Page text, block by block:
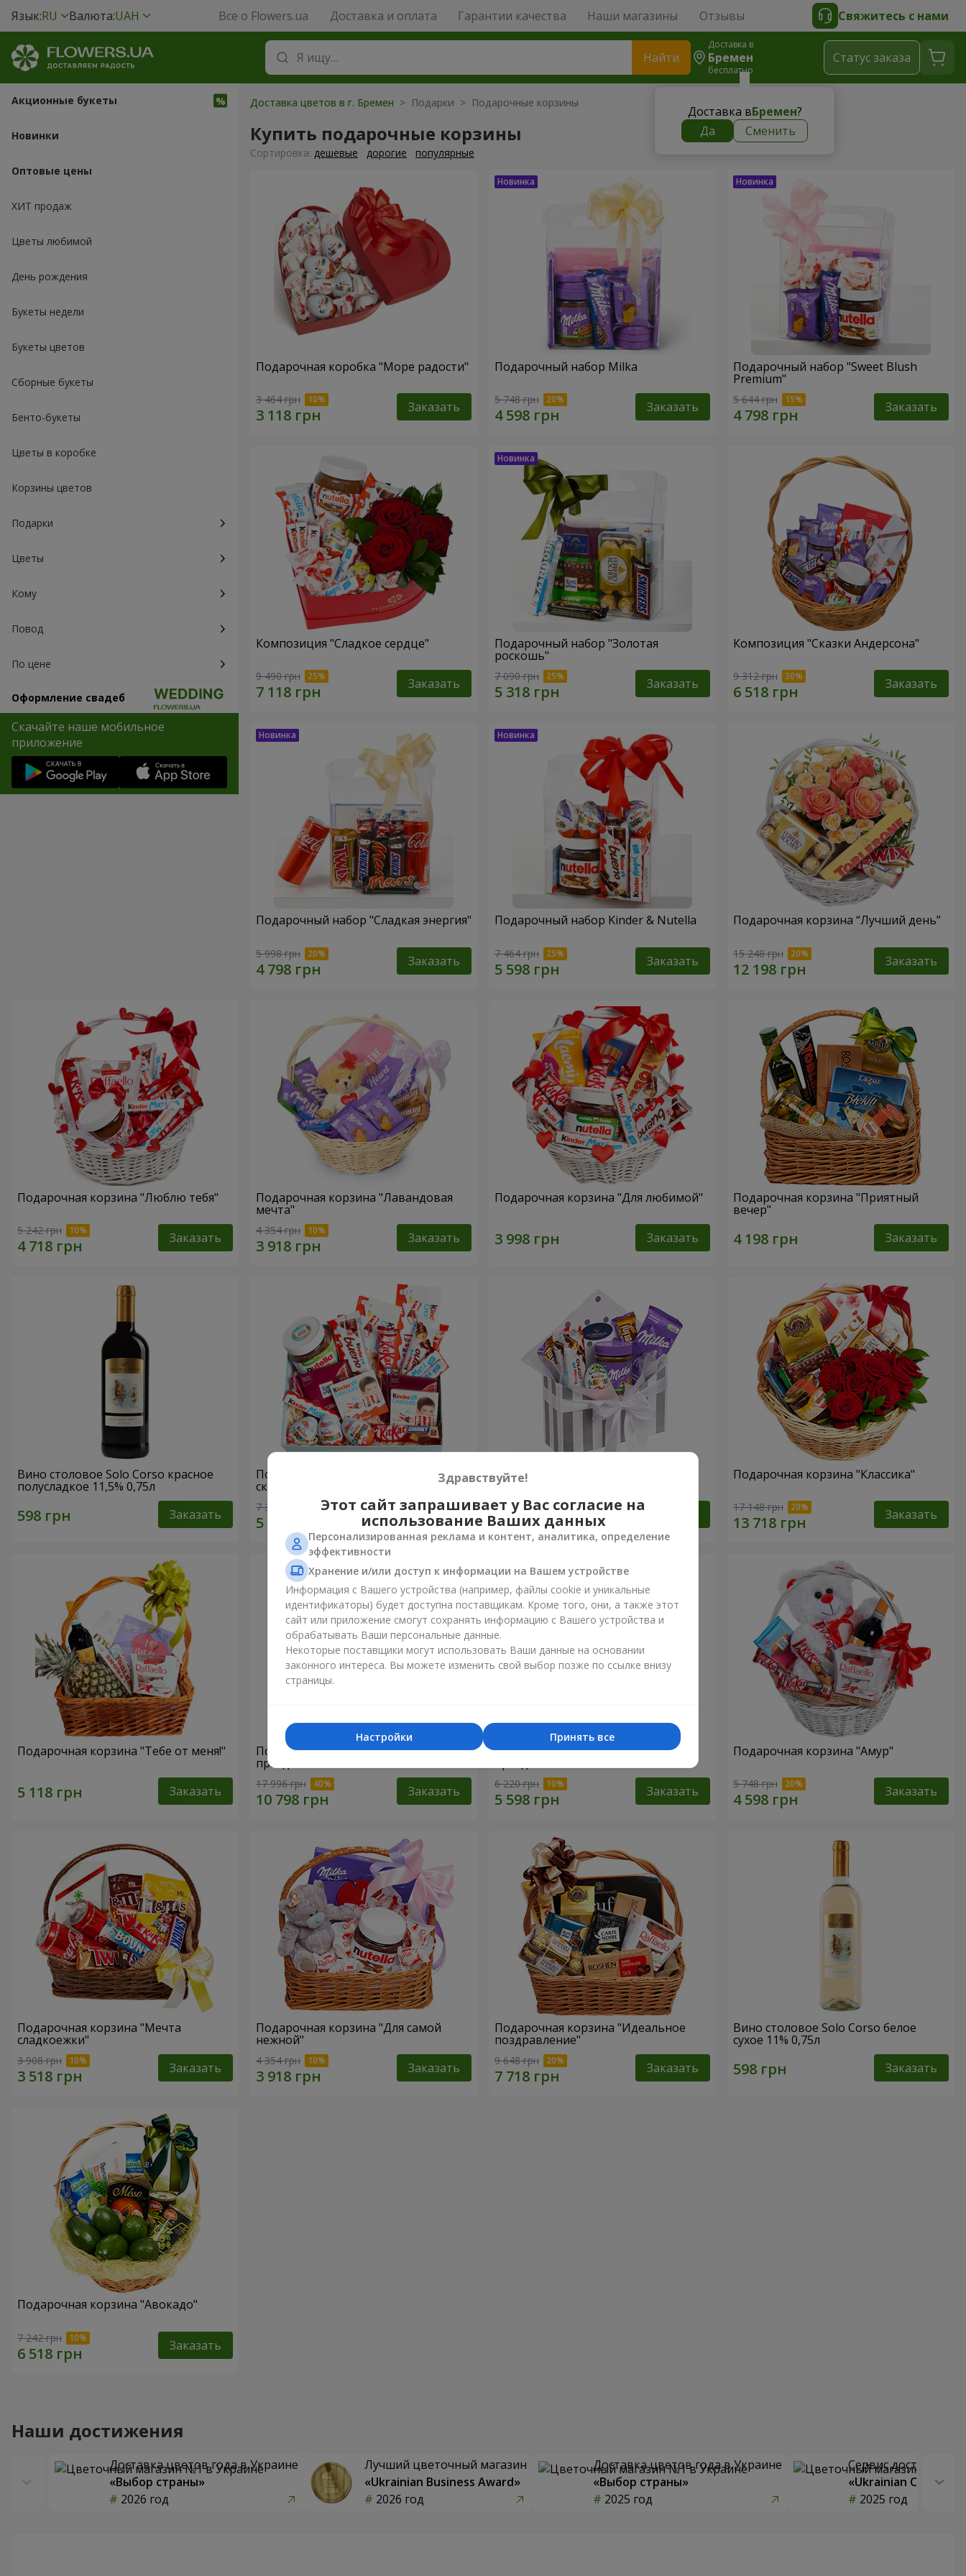
Язык:RU Валюта:UAH Все о Flowers.ua Доставка и оплата Гарантии качества Наши магазины Отзывы Свяжитесь с нами
Найти
Доставка в
Бремен
бесплатно
Доставка вБремен?
Да
Сменить
Cтатус заказа
Акционные букеты
Новинки
Оптовые цены
ХИТ продаж
Цветы любимой
День рождения
Букеты недели
Букеты цветов
Сборные букеты
Бенто-букеты
Цветы в коробке
Корзины цветов
Подарки
Цветы
Кому
Повод
По цене
Оформление свадеб
Скачайте наше мобильное
приложение
Доставка цветов в г. Бремен > Подарки > Подарочные корзины
Купить подарочные корзины
Cортировка: дешевые дорогие популярные
Подарочная коробка "Море радости"
3 464 грн Заказать
Подарочный набор Milka
5 748 грн Заказать
Подарочный набор "Sweet Blush
Premium"
5 644 грн Заказать
Композиция "Сладкое сердце"
9 490 грн Заказать
Подарочный набор "Золотая
роскошь"
7 090 грн Заказать
Композиция "Сказки Андерсона"
9 312 грн Заказать
Подарочный набор "Сладкая энергия"
5 998 грн Заказать
Подарочный набор Kinder & Nutella
7 464 грн Заказать
Подарочная корзина “Лучший день”
15 248 грн Заказать
Подарочная корзина "Люблю тебя"
5 242 грн Заказать
Подарочная корзина "Лавандовая
мечта"
4 354 грн Заказать
Подарочная корзина "Для любимой"
Заказать
Подарочная корзина "Приятный
вечер"
Заказать
Вино столовое Solo Corso красное
полусладкое 11,5% 0,75л
Заказать
Подарочная коробка "Сладкая
сказка"
7 312 грн Заказать
Композиция "Сладкая нежность"
3 332 грн
Подарочная корзина "Классика"
17 148 грн Заказать
Подарочная корзина "Тебе от меня!"
Заказать
Подарочная коробка "Предчувствие
праздника"
17 996 грн Заказать
Подарочная корзина "Детский
6 220 грн Заказать
Подарочная корзина "Амур"
5 748 грн Заказать
Подарочная корзина "Мечта
сладкоежки"
3 908 грн Заказать
Подарочная корзина "Для самой
нежной"
4 354 грн Заказать
Подарочная корзина "Идеальное
поздравление"
9 648 грн Заказать
Вино столовое Solo Corso белое
сухое 11% 0,75л
Заказать
Подарочная корзина "Авокадо"
7 242 грн Заказать
Наши достижения
Доставка цветов года в Украине
«Выбор страны»
2026 год
Лучший цветочный магазин
«Ukrainian Business Award»
2026 год
Доставка цветов года в Украине
«Выбор страны»
2025 год
Сервис доставки
«Ukrainian Choice»
2025 год
Здравствуйте!
Этот сайт запрашивает у Вас согласие на
использование Ваших данных
Персонализированная реклама и контент, аналитика, определение
эффективности
Хранение и/или доступ к информации на Вашем устройстве
Информация с Вашего устройства (например, файлы cookie и уникальные
идентификаторы) будет доступна поставщикам. Кроме того, они, а также этот
сайт или приложение смогут сохранять информацию с Вашего устройства и
обрабатывать Ваши персональные данные.
Некоторые поставщики могут использовать Ваши данные на основании
законного интереса. Вы можете изменить свой выбор позже по ссылке внизу
страницы.
Принять все
Настройки